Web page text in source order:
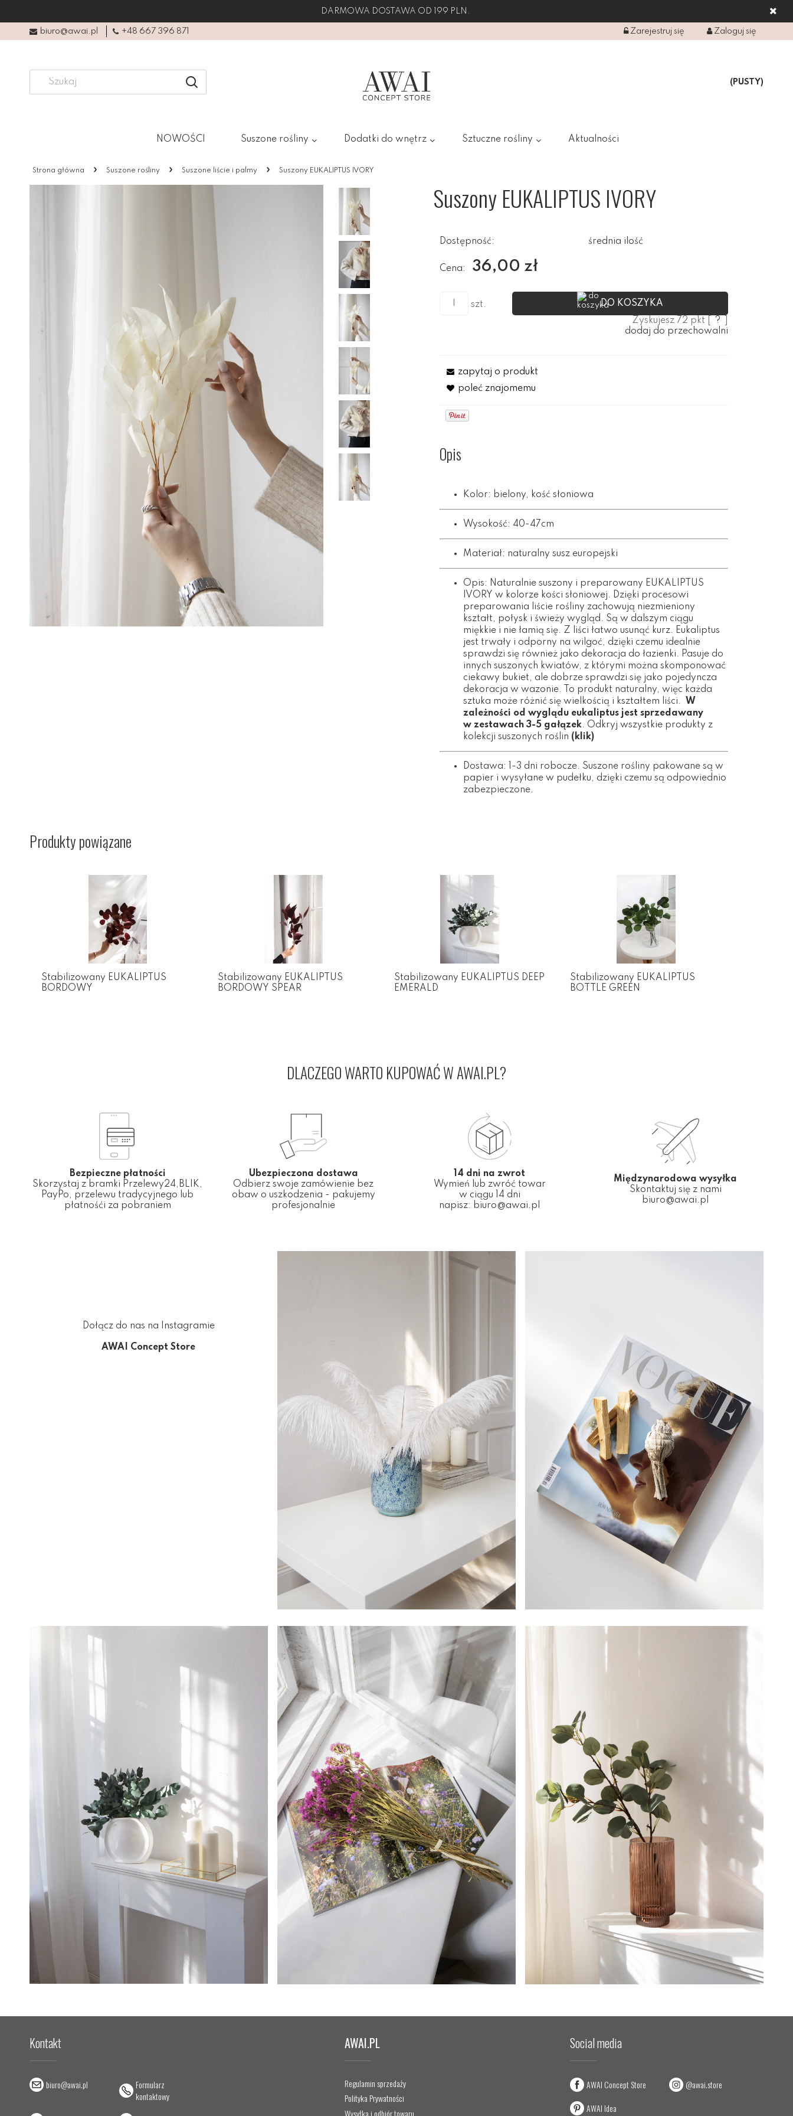
DARMOWA DOSTAWA OD 199 PLN.
biuro@awai.pl +48 667 396 871 Zarejestruj się Zaloguj się
(PUSTY)
NOWOŚCI Suszone rośliny Dodatki do wnętrz Sztuczne rośliny Aktualności
Strona główna » Suszone rośliny » Suszone liście i palmy » Suszony EUKALIPTUS IVORY
Suszony EUKALIPTUS IVORY
Dostępność: średnia ilość
Cena: 36,00 zł
szt.
DO KOSZYKA
Zyskujesz 72 pkt [ ?
dodaj do przechowalni
zapytaj o produkt
poleć znajomemu
Opis
Kolor: bielony, kość słoniowa
Wysokość: 40-47cm
Materiał: naturalny susz europejski
Opis: Naturalnie suszony i preparowany EUKALIPTUS
IVORY w kolorze kości słoniowej. Dzięki procesowi
preparowania liście rośliny zachowują niezmieniony
kształt, połysk i świeży wygląd. Są w dalszym ciągu
miękkie i nie łamią się. Z liści łatwo usunąć kurz. Eukaliptus
jest trwały i odporny na wilgoć, dzięki czemu idealnie
sprawdzi się również jako dekoracja do łazienki. Pasuje do
innych suszonych kwiatów, z którymi można skomponować
ciekawy bukiet, ale dobrze sprawdzi się jako pojedyncza
dekoracja w wazonie. To produkt naturalny, więc każda
sztuka może różnić się wielkością i kształtem liści. W
zależności od wyglądu eukaliptus jest sprzedawany
w zestawach 3-5 gałązek. Odkryj wszystkie produkty z
kolekcji suszonych roślin (klik)
Dostawa: 1-3 dni robocze. Suszone rośliny pakowane są w
papier i wysyłane w pudełku, dzięki czemu są odpowiednio
zabezpieczone.
Produkty powiązane
Stabilizowany EUKALIPTUS
BORDOWY
Stabilizowany EUKALIPTUS
BORDOWY SPEAR
Stabilizowany EUKALIPTUS DEEP
EMERALD
Stabilizowany EUKALIPTUS
BOTTLE GREEN
DLACZEGO WARTO KUPOWAĆ W AWAI.PL?
Bezpieczne płatności
Skorzystaj z bramki Przelewy24,BLIK,
PayPo, przelewu tradycyjnego lub
płatnośći za pobraniem
Ubezpieczona dostawa
Odbierz swoje zamówienie bez
obaw o uszkodzenia - pakujemy
profesjonalnie
14 dni na zwrot
Wymień lub zwróć towar
w ciągu 14 dni
napisz: biuro@awai.pl
Międzynarodowa wysyłka
Skontaktuj się z nami
biuro@awai.pl
Dołącz do nas na Instagramie
AWAI Concept Store
Kontakt
biuro@awai.pl
Formularz
kontaktowy
AWAI.PL
Regulamin sprzedaży
Polityka Prywatności
Wysyłka i odbiór towaru
Social media
AWAI Concept Store
@awai.store
AWAI Idea